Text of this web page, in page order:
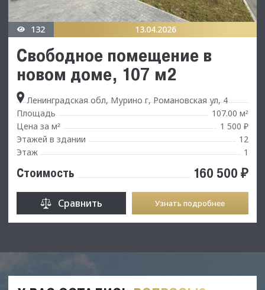
132 13.04.2026
Свободное помещение в
новом доме, 107 м2
Ленинградская обл, Мурино г, Романовская ул, 4
Площадь
107.00 м²
Цена за м²
1 500 ₽
Этажей в здании
12
Этаж
1
Стоимость 160 500 ₽
Сравнить Узнать подробнее